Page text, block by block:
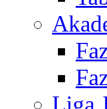
Liga